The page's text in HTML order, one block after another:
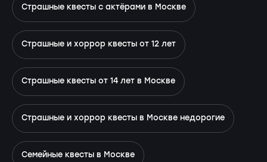
Страшные квесты с актёрами в Москве
Страшные и хоррор квесты от 12 лет
Страшные квесты от 14 лет в Москве
Страшные и хоррор квесты в Москве недорогие
Семейные квесты в Москве